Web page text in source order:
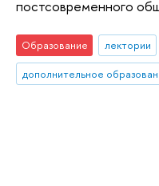
постсовременного
Образование лектории
дополнительное